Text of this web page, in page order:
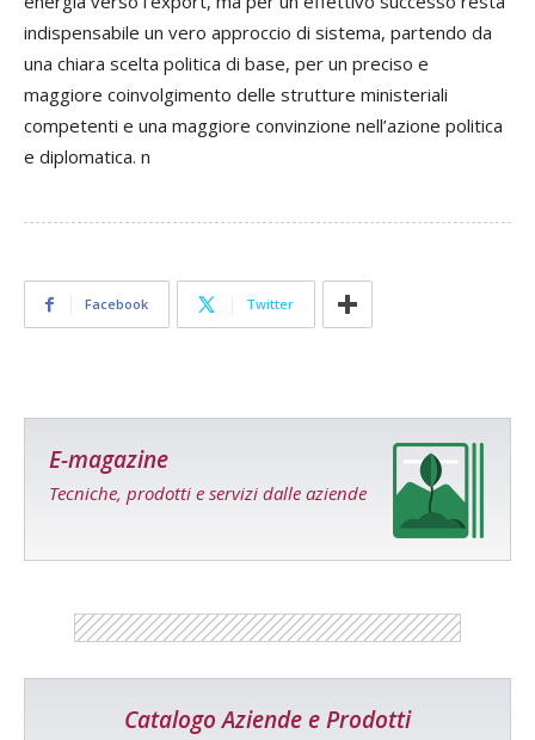
indispensabile un vero approccio di sistema, partendo da
una chiara scelta politica di base, per un preciso e
maggiore coinvolgimento delle strutture ministeriali
competenti e una maggiore convinzione nell’azione politica
e diplomatica. n
Facebook Twitter
E-magazine
Tecniche, prodotti e servizi dalle aziende
Catalogo Aziende e Prodotti